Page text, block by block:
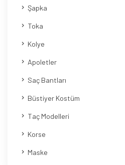
Şapka
Toka
Kolye
Apoletler
Saç Bantları
Büstiyer Kostüm
Taç Modelleri
Korse
Maske